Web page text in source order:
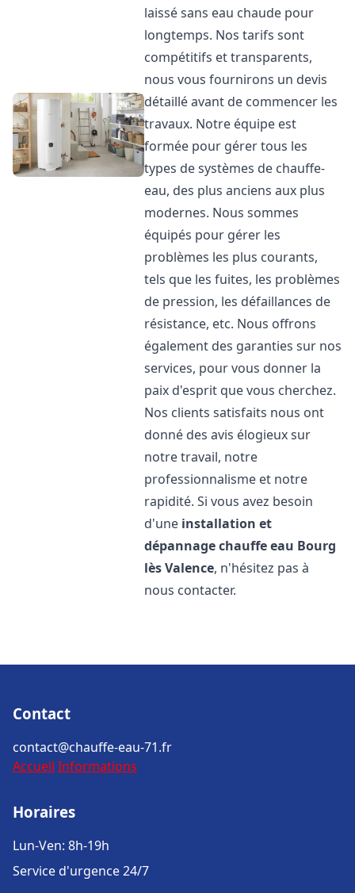
laissé sans eau chaude pour
longtemps. Nos tarifs sont
compétitifs et transparents,
nous vous fournirons un devis
détaillé avant de commencer les
travaux. Notre équipe est
formée pour gérer tous les
types de systèmes de chauffe-
eau, des plus anciens aux plus
modernes. Nous sommes
équipés pour gérer les
problèmes les plus courants,
tels que les fuites, les problèmes
de pression, les défaillances de
résistance, etc. Nous offrons
également des garanties sur nos
services, pour vous donner la
paix d'esprit que vous cherchez.
Nos clients satisfaits nous ont
donné des avis élogieux sur
notre travail, notre
professionnalisme et notre
rapidité. Si vous avez besoin
d'une installation et
dépannage chauffe eau Bourg
lès Valence, n'hésitez pas à
nous contacter.
Contact
contact@chauffe-eau-71.fr
Accueil Informations
Horaires
Lun-Ven: 8h-19h
Service d'urgence 24/7